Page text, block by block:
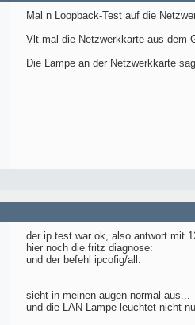
Mal n Loopback-Test auf die
Vlt mal die Netzwerkkarte aus dem
Die Lampe an der Netzwerkkarte
der ip test war ok, also antwort mit
hier noch die fritz diagnose:
und der befehl ipcofig/all:
sieht in meinen augen normal aus...
und die LAN Lampe leuchtet nicht